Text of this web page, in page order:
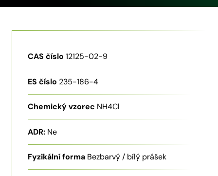
CAS číslo 12125-02-9
ES číslo 235-186-4
Chemický vzorec NH4Cl
ADR: Ne
Fyzikální forma Bezbarvý / bílý prášek